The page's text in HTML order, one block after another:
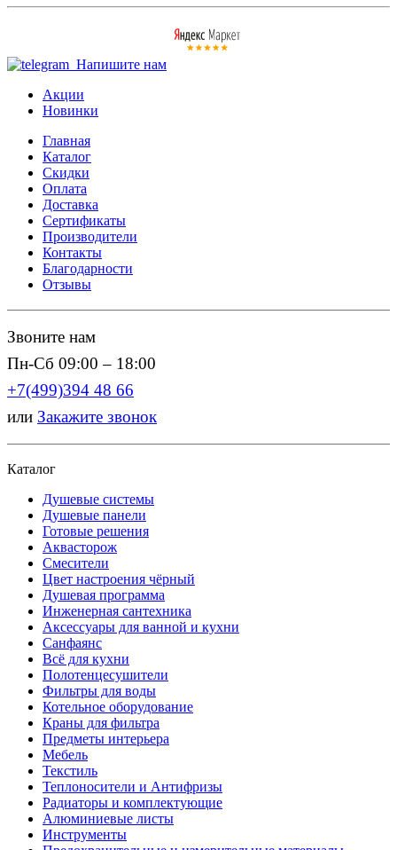
Напишите нам
Акции
Новинки
Главная
Каталог
Скидки
Оплата
Доставка
Сертификаты
Производители
Контакты
Благодарности
Отзывы
Звоните нам
Пн-Сб 09:00 – 18:00
+7(499)394 48 66
или Закажите звонок
Каталог
Душевые системы
Душевые панели
Готовые решения
Аквасторож
Смесители
Цвет настроения чёрный
Душевая программа
Инженерная сантехника
Аксессуары для ванной и кухни
Санфаянс
Всё для кухни
Полотенцесушители
Фильтры для воды
Котельное оборудование
Краны для фильтра
Предметы интерьера
Мебель
Текстиль
Теплоносители и Антифризы
Радиаторы и комплектующие
Алюминиевые листы
Инструменты